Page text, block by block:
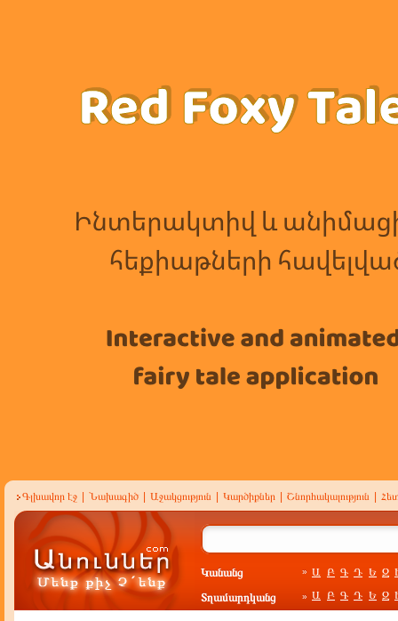
Գլխավոր էջ Նախագիծ Աջակցություն Կարծիքներ Շնորհակալություն
Կանանց » Ա Բ Գ Դ Ե Զ
Տղամարդկանց » Ա Բ Գ Դ Ե Զ